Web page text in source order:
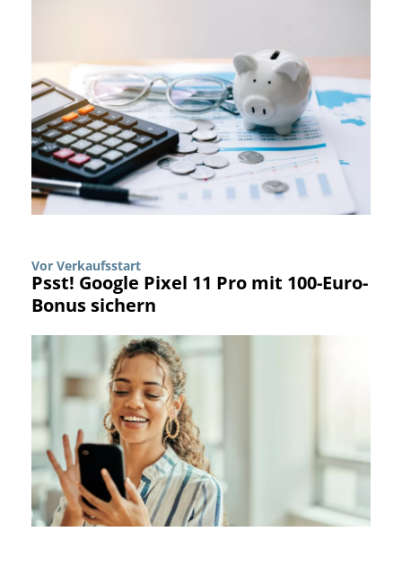
Vor Verkaufsstart
Psst! Google Pixel 11 Pro mit 100-Euro-
Bonus sichern